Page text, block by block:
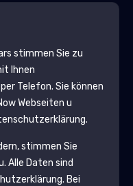
stimmen Sie zu
Ihnen
Telefon. Sie können
Webseiten u
stimmen Sie
Alle Daten sind
. Bei